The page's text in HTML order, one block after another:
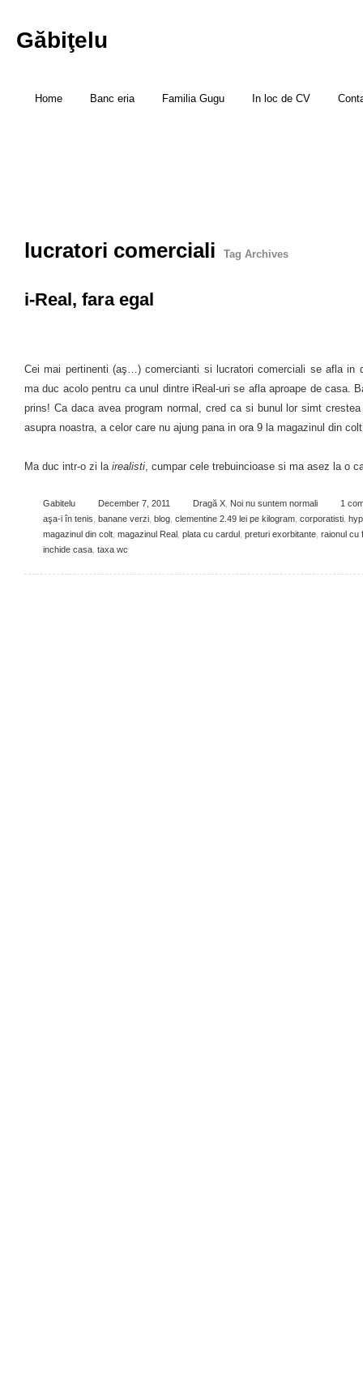
Găbiţelu
Home Banc eria Familia Gugu In loc de CV
lucratori comerciali Tag Archives
i-Real, fara egal
Cei mai pertinenti (aş…) comercianti si lucratori comerciali se afla in
ma duc acolo pentru ca unul dintre iReal-uri se afla aproape de casa.
prins! Ca daca avea program normal, cred ca si bunul lor simt
asupra noastra, a celor care nu ajung pana in ora 9 la magazinul din
Ma duc intr-o zi la irealisti, cumpar cele trebuincioase si ma asez la o
Gabitelu December 7, 2011 Dragă X Noi nu suntem normali
1
aşa-i în tenis banane verzi blog clementine 2.49 lei pe kilogram corporatisti
magazinul din colt magazinul Real plata cu cardul preturi exorbitante raionul cu
inchide casa taxa wc